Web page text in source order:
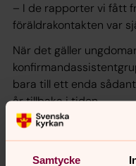
Samtycke
– I de rapporter vi fått
föräldrakontakten var
När det gäller
bara till ett enda
år tillbaka i tiden.
– Det var speciella